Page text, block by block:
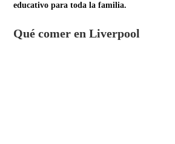
educativo para toda la familia.
Qué comer en Liverpool